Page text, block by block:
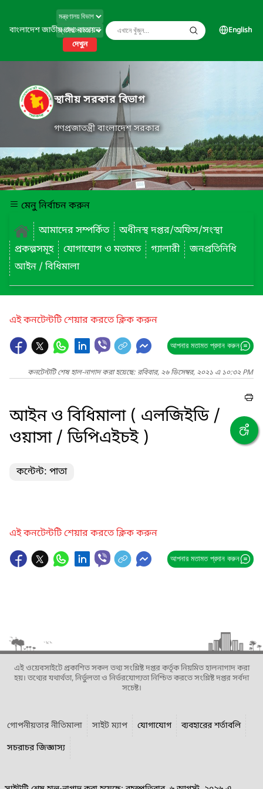
বাংলাদেশ জাতীয় তথ্য বাতায়ন
দেখুন
English
স্থানীয় সরকার বিভাগ
গণপ্রজাতন্ত্রী বাংলাদেশ সরকার
মেনু নির্বাচন করুন
আমাদের সম্পর্কিত
অধীনস্থ দপ্তর/অফিস/সংস্থা
প্রকল্পসমূহ
যোগাযোগ ও মতামত গ্যালারী
জনপ্রতিনিধি
আইন / বিধিমালা
এই কনটেন্টটি শেয়ার করতে ক্লিক করুন
আপনার মতামত প্রদান করুন
কনটেন্টটি শেষ হাল-নাগাদ করা হয়েছে: রবিবার, ২৬ ডিসেম্বর, ২০২১ এ ১০:৩২ PM
আইন ও বিধিমালা ( এলজিইডি /
ওয়াসা / ডিপিএইচই )
কন্টেন্ট: পাতা
এই কনটেন্টটি শেয়ার করতে ক্লিক করুন
আপনার মতামত প্রদান করুন
এই ওয়েবসাইটে প্রকাশিত সকল তথ্য সংশ্লিষ্ট দপ্তর কর্তৃক নিয়মিত হালনাগাদ করা
হয়। তথ্যের যথার্থতা, নির্ভুলতা ও নির্ভরযোগ্যতা নিশ্চিত করতে সংশ্লিষ্ট দপ্তর সর্বদা
সচেষ্ট।
গোপনীয়তার নীতিমালা সাইট ম্যাপ যোগাযোগ
ব্যবহারের শর্তাবলি
সচরাচর জিজ্ঞাস্য